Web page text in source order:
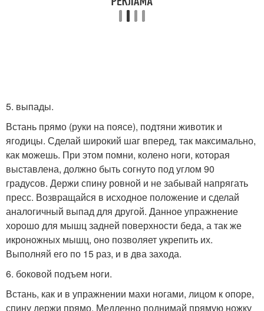
5. выпады.
Встань прямо (руки на поясе), подтяни животик и
ягодицы. Сделай широкий шаг вперед, так максимально,
как можешь. При этом помни, колено ноги, которая
выставлена, должно быть согнуто под углом 90
градусов. Держи спину ровной и не забывай напрягать
пресс. Возвращайся в исходное положение и сделай
аналогичный выпад для другой. Данное упражнение
хорошо для мышц задней поверхности беда, а так же
икроножных мышц, оно позволяет укрепить их.
Выполняй его по 15 раз, и в два захода.
6. боковой подъем ноги.
Встань, как и в упражнении махи ногами, лицом к опоре,
спину держи прямо. Медленно поднимай прямую ножку